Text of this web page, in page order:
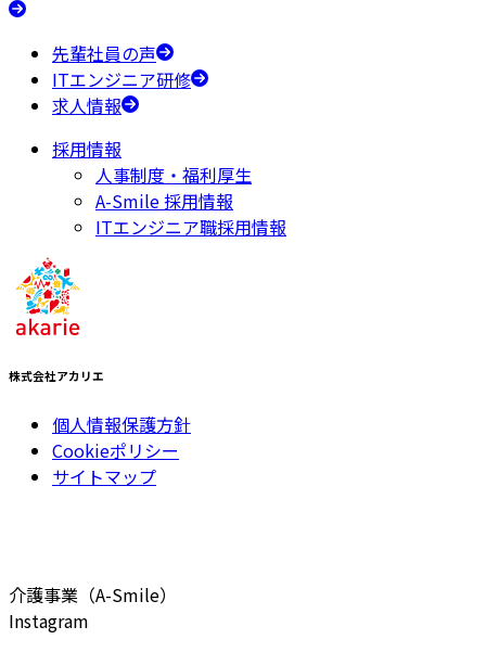
先輩社員の声
ITエンジニア研修
求人情報
採用情報
人事制度・福利厚生
A-Smile 採用情報
ITエンジニア職採用情報
株式会社アカリエ
個人情報保護方針
Cookieポリシー
サイトマップ
介護事業（A-Smile）
Instagram